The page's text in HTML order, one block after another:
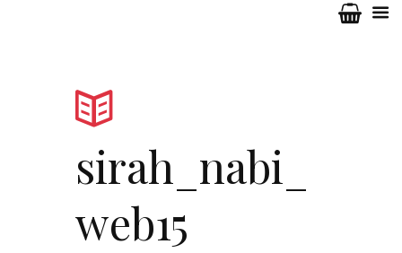
sirah_nabi_
web15